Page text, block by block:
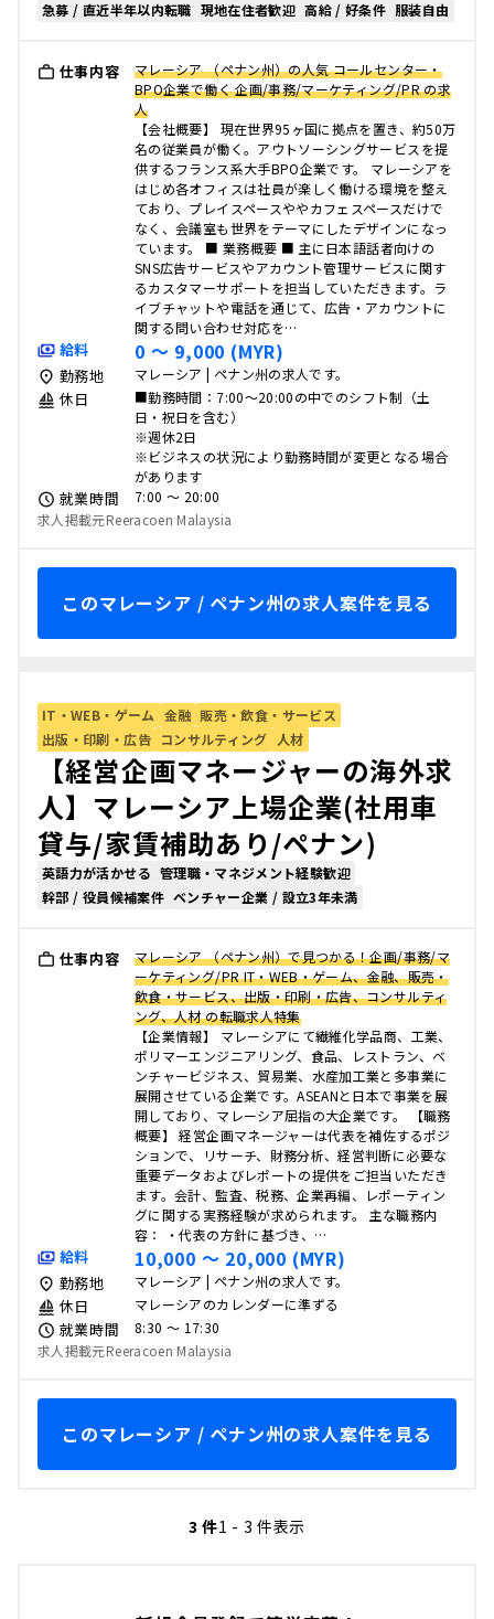
急募 / 直近半年以内転職 現地在住者歓迎 高給 / 好条件 服装自由
仕事内容
マレーシア （ペナン州）の人気 コールセンター・
BPO企業で働く 企画/事務/マーケティング/PR の求
人
【会社概要】 現在世界95ヶ国に拠点を置き、約50万
名の従業員が働く。アウトソーシングサービスを提
供するフランス系大手BPO企業です。 マレーシアを
はじめ各オフィスは社員が楽しく働ける環境を整え
ており、プレイスペースややカフェスペースだけで
なく、会議室も世界をテーマにしたデザインになっ
ています。 ■ 業務概要 ■ 主に日本語話者向けの
SNS広告サービスやアカウント管理サービスに関す
るカスタマーサポートを担当していただきます。ラ
イブチャットや電話を通じて、広告・アカウントに
関する問い合わせ対応を…
給料 0 〜 9,000 (MYR)
勤務地 マレーシア | ペナン州の求人です。
休日
■勤務時間：7:00～20:00の中でのシフト制（土
日・祝日を含む）
※週休2日
※ビジネスの状況により勤務時間が変更となる場合
があります
就業時間
7:00 〜 20:00
求人掲載元Reeracoen Malaysia
このマレーシア / ペナン州の求人案件を見る
IT・WEB・ゲーム 金融 販売・飲食・サービス
出版・印刷・広告 コンサルティング 人材
【経営企画マネージャーの海外求
人】マレーシア上場企業(社用車
貸与/家賃補助あり/ペナン)
英語力が活かせる 管理職・マネジメント経験歓迎
幹部 / 役員候補案件 ベンチャー企業 / 設立3年未満
仕事内容
マレーシア （ペナン州）で見つかる！企画/事務/マ
ーケティング/PR IT・WEB・ゲーム、金融、販売・
飲食・サービス、出版・印刷・広告、コンサルティ
ング、人材 の転職求人特集
【企業情報】 マレーシアにて繊維化学品商、工業、
ポリマーエンジニアリング、食品、レストラン、ベ
ンチャービジネス、貿易業、水産加工業と多事業に
展開させている企業です。ASEANと日本で事業を展
開しており、マレーシア屈指の大企業です。 【職務
概要】 経営企画マネージャーは代表を補佐するポジ
ションで、リサーチ、財務分析、経営判断に必要な
重要データおよびレポートの提供をご担当いただき
ます。会計、監査、税務、企業再編、レポーティン
グに関する実務経験が求められます。 主な職務内
容： ・代表の方針に基づき、…
給料 10,000 〜 20,000 (MYR)
勤務地 マレーシア | ペナン州の求人です。
休日 マレーシアのカレンダーに準ずる
就業時間
8:30 〜 17:30
求人掲載元Reeracoen Malaysia
このマレーシア / ペナン州の求人案件を見る
3 件1 - 3 件表示